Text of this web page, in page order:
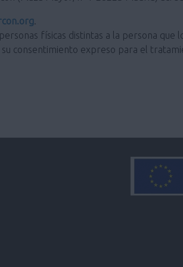
.
físicas distintas a la persona
consentimiento expreso para el